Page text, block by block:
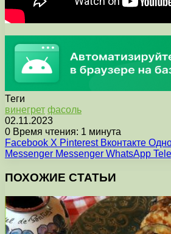
Теги
винегрет фасоль
02.11.2023
0 Время чтения: 1 минута
Facebook X Pinterest Вконтакте
Messenger Messenger WhatsApp
ПОХОЖИЕ СТАТЬИ